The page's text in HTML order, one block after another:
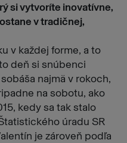
si vytvoríte inovatívne,
v tradičnej,
v každej forme, a to
deň si snúbenci
najmä v rokoch,
na sobotu, ako
kedy sa tak stalo
úradu SR
je zároveň podľa